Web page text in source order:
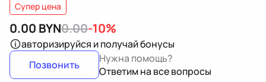
Супер цена
0.00 BYN0.00-10%
авторизируйся и получай бонусы
Позвонить
Нужна помощь?
Ответим на все вопросы